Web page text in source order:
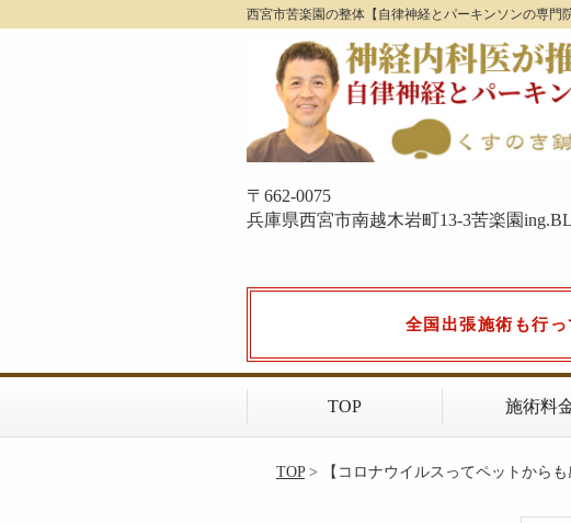
西宮市苦楽園の整体【自律神経とパーキンソンの専門
〒662-0075
兵庫県西宮市南越木岩町13-3苦楽園
全国出張施術も行
TOP 施術料
TOP> 【コロナウイルスってペットからも